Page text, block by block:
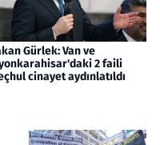
Gürlek: Van ve
2 faili
cinayet aydınlatıldı